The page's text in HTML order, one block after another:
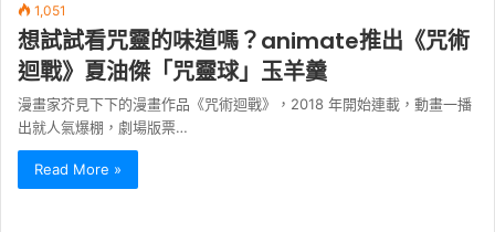
1,051
想試試看咒靈的味道嗎？animate推出《咒術
迴戰》夏油傑「咒靈球」玉羊羹
漫畫家芥見下下的漫畫作品《咒術迴戰》，2018 年開始連載，動畫一播
出就人氣爆棚，劇場版票…
Read More »